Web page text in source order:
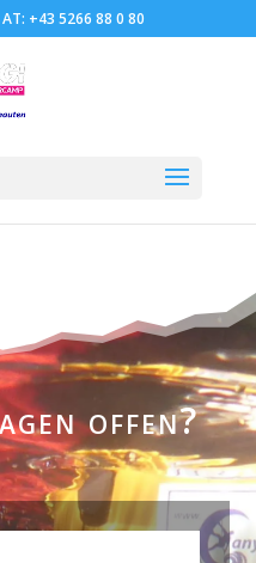
AT: +43 5266 88 0 80
offen?